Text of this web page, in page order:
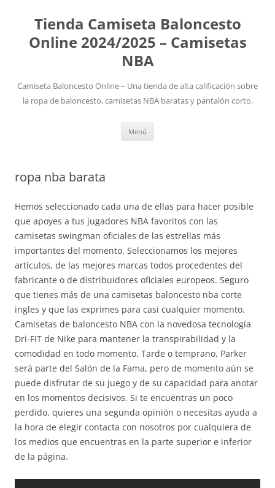
Tienda Camiseta Baloncesto
Online 2024/2025 – Camisetas
NBA
Camiseta Baloncesto Online – Una tienda de alta calificación sobre
la ropa de baloncesto, camisetas NBA baratas y pantalón corto.
Menú
ropa nba barata
Hemos seleccionado cada una de ellas para hacer posible
que apoyes a tus jugadores NBA favoritos con las
camisetas swingman oficiales de las estrellas más
importantes del momento. Seleccionamos los mejores
artículos, de las mejores marcas todos procedentes del
fabricante o de distribuidores oficiales europeos. Seguro
que tienes más de una camisetas baloncesto nba corte
ingles y que las exprimes para casi cualquier momento.
Camisetas de baloncesto NBA con la novedosa tecnología
Dri-FIT de Nike para mantener la transpirabilidad y la
comodidad en todo momento. Tarde o temprano, Parker
será parte del Salón de la Fama, pero de momento aún se
puede disfrutar de su juego y de su capacidad para anotar
en los momentos decisivos. Si te encuentras un poco
perdido, quieres una segunda opinión o necesitas ayuda a
la hora de elegir contacta con nosotros por cualquiera de
los medios que encuentras en la parte superior e inferior
de la página.